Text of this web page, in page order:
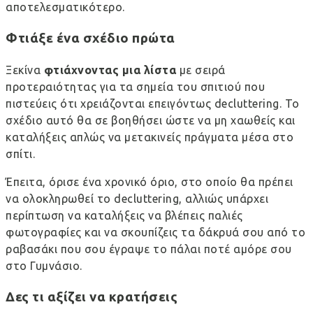
αποτελεσματικότερο.
Φτιάξε ένα σχέδιο πρώτα
Ξεκίνα φτιάχνοντας μια λίσταμε σειρά
προτεραιότητας για τα σημεία του σπιτιού που
πιστεύεις ότι χρειάζονται επειγόντως decluttering. Το
σχέδιο αυτό θα σε βοηθήσει ώστε να μη χαωθείς και
καταλήξεις απλώς να μετακινείς πράγματα μέσα στο
σπίτι.
Έπειτα, όρισε ένα χρονικό όριο, στο οποίο θα πρέπει
να ολοκληρωθεί το decluttering, αλλιώς υπάρχει
περίπτωση να καταλήξεις να βλέπεις παλιές
φωτογραφίες και να σκουπίζεις τα δάκρυά σου από το
ραβασάκι που σου έγραψε το πάλαι ποτέ αμόρε σου
στο Γυμνάσιο.
Δες τι αξίζει να κρατήσεις